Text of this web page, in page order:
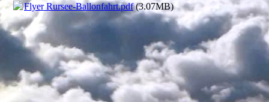
Flyer Rursee-Ballonfahrt.pdf(3.07MB)